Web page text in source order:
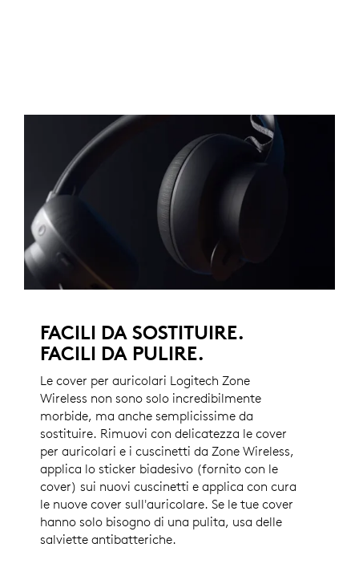
FACILI DA SOSTITUIRE.
FACILI DA PULIRE.
Le cover per auricolari Logitech Zone
Wireless non sono solo incredibilmente
morbide, ma anche semplicissime da
sostituire. Rimuovi con delicatezza le cover
per auricolari e i cuscinetti da Zone Wireless,
applica lo sticker biadesivo (fornito con le
cover) sui nuovi cuscinetti e applica con cura
le nuove cover sull'auricolare. Se le tue cover
hanno solo bisogno di una pulita, usa delle
salviette antibatteriche.